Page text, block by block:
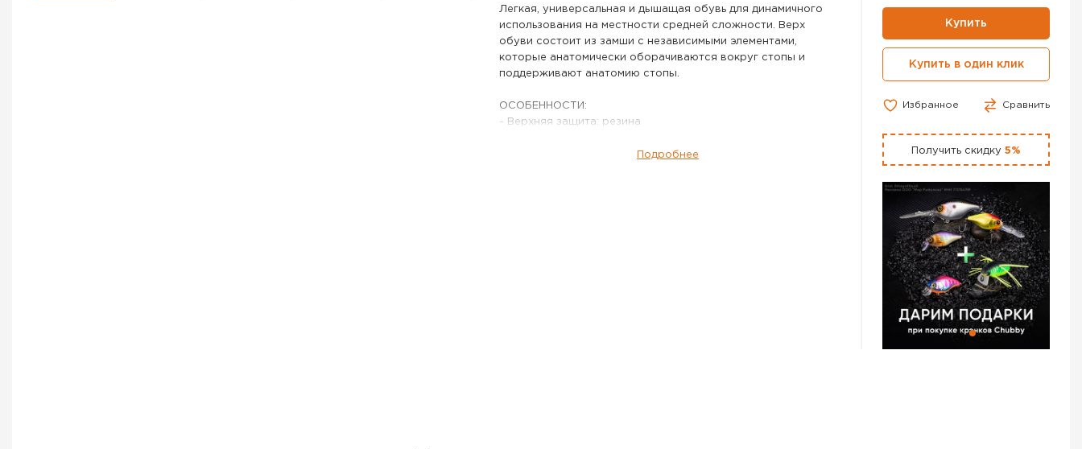
Легкая, универсальная и дышащая обувь для динамичного
использования на местности средней сложности. Верх
обуви состоит из замши с независимыми элементами,
которые анатомически оборачиваются вокруг стопы и
поддерживают анатомию стопы.
ОСОБЕННОСТИ:
- Верхняя защита: резина
- Подошва: AKU ALTERRA LITE TENUTA
Подробнее
Купить
Купить в один клик
Избранное Сравнить
Получить скидку 5%